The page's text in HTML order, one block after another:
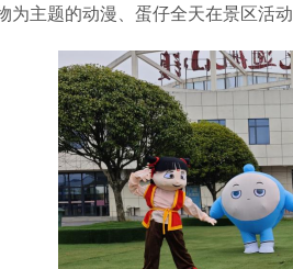
主题的动漫、蛋仔全天在景区活动